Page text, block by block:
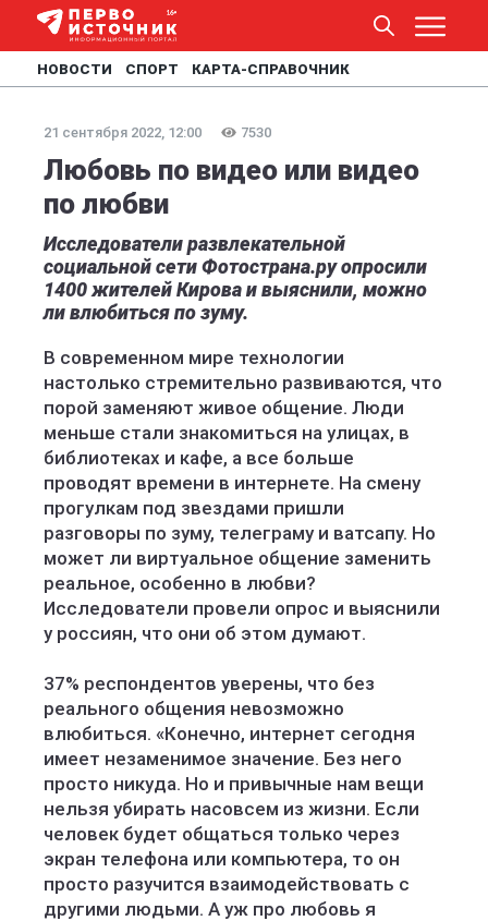
НОВОСТИ СПОРТ КАРТА-СПРАВОЧНИК
21 сентября 2022, 12:00 7530
Любовь по видео или видео
по любви
Исследователи развлекательной
социальной сети Фотострана.ру опросили
1400 жителей Кирова и выяснили, можно
ли влюбиться по зуму.
В современном мире технологии
настолько стремительно развиваются, что
порой заменяют живое общение. Люди
меньше стали знакомиться на улицах, в
библиотеках и кафе, а все больше
проводят времени в интернете. На смену
прогулкам под звездами пришли
разговоры по зуму, телеграму и ватсапу. Но
может ли виртуальное общение заменить
реальное, особенно в любви?
Исследователи провели опрос и выяснили
у россиян, что они об этом думают.
37% респондентов уверены, что без
реального общения невозможно
влюбиться. «Конечно, интернет сегодня
имеет незаменимое значение. Без него
просто никуда. Но и привычные нам вещи
нельзя убирать насовсем из жизни. Если
человек будет общаться только через
экран телефона или компьютера, то он
просто разучится взаимодействовать с
другими людьми. А уж про любовь я